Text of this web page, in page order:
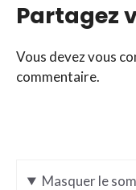
Partagez
Vous devezvous
commentaire.
Masquerle